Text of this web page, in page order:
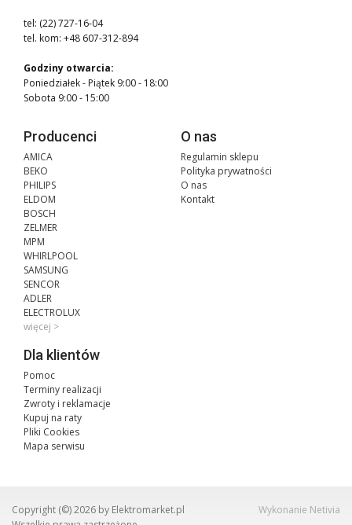
tel: (22) 727-16-04
tel. kom: +48 607-312-894
Godziny otwarcia:
Poniedziałek - Piątek 9:00 - 18:00
Sobota 9:00 - 15:00
Producenci
AMICA
BEKO
PHILIPS
ELDOM
BOSCH
ZELMER
MPM
WHIRLPOOL
SAMSUNG
SENCOR
ADLER
ELECTROLUX
więcej >
O nas
Regulamin sklepu
Polityka prywatności
O nas
Kontakt
Dla klientów
Pomoc
Terminy realizacji
Zwroty i reklamacje
Kupuj na raty
Pliki Cookies
Mapa serwisu
Copyright (©) 2026 by Elektromarket.pl
Wykonanie Netivia